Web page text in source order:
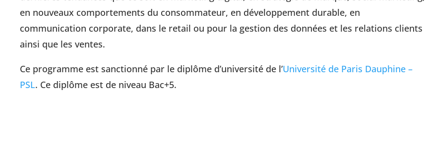
en nouveaux comportements du consommateur, en développement durable, en
communication corporate, dans le retail ou pour la gestion des données et les relations clients
ainsi que les ventes.
Ce programme est sanctionné par le diplôme d’université de l’Université de Paris Dauphine –
PSL. Ce diplôme est de niveau Bac+5.